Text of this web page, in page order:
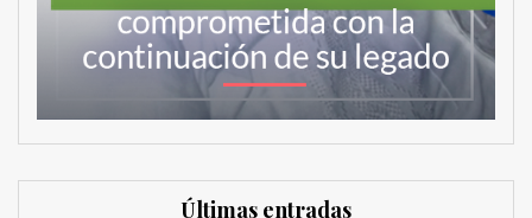
Últimas entradas